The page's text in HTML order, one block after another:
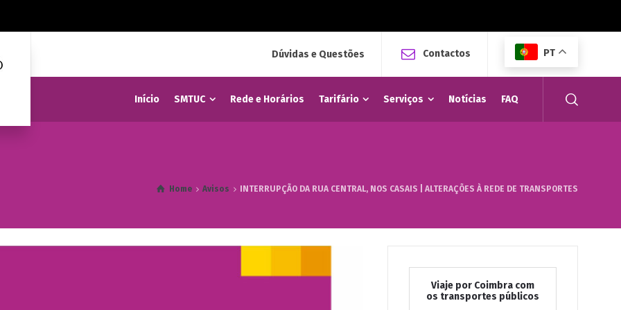
Dúvidas e Questões Contactos PT
Início SMTUC Rede e Horários Tarifário Serviços Notícias FAQ
Home Avisos INTERRUPÇÃO DA RUA CENTRAL, NOS CASAIS | ALTERAÇÕES À REDE DE TRANSPORTES
Viaje por Coimbra com
os transportes públicos